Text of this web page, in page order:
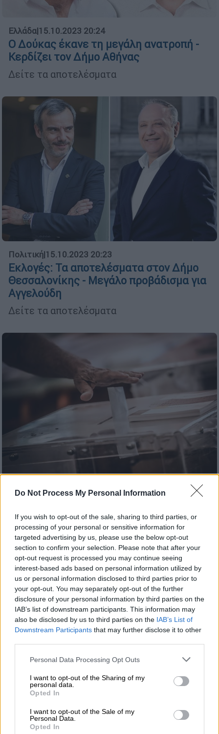
Do Not Process My Personal Information
If you wish to opt-out of the sale, sharing to third parties, or
processing of your personal or sensitive information for
targeted advertising by us, please use the below opt-out
section to confirm your selection. Please note that after your
opt-out request is processed you may continue seeing
interest-based ads based on personal information utilized by
us or personal information disclosed to third parties prior to
your opt-out. You may separately opt-out of the further
disclosure of your personal information by third parties on the
IAB’s list of downstream participants. This information may
also be disclosed by us to third parties on the IAB’s List of
Downstream Participants that may further disclose it to other
Please note that this website/app uses one or more Google
not limited to your visit or usage behaviour. You may click to
grant or deny consent to Google and its third-party tags to
use your data for below specified purposes in below Google
consent section.
Personal Data Processing Opt Outs
I want to opt-out of the Sharing of my
personal data.
Opted In
I want to opt-out of the Sale of my
Personal Data.
Opted In
Ελλάδα|15.10.2023 20:24
Ο Δούκας έκανε τη μεγάλη ανατροπή -
Κερδίζει τον Δήμο Αθήνας
Δείτε τα αποτελέσματα
Πολιτική|15.10.2023 20:23
Εκλογές: Τα αποτελέσματα στον Δήμο
Θεσσαλονίκης - Μεγάλο προβάδισμα για
Αγγελούδη
Δείτε τα αποτελέσματα
Πολιτική|15.10.2023 20:22
Προβάδισμα Κουρέτα δείχνουν τα
πρώτα αποτελέσματα
Δείτε τα αποτελέσματα
Πολιτική|15.10.2023 20:21